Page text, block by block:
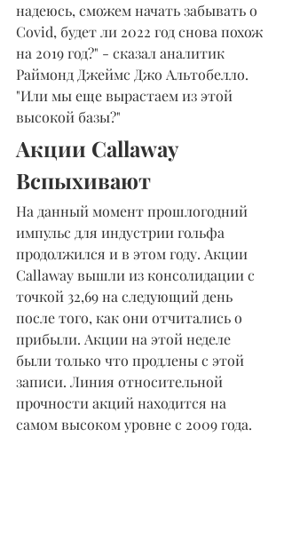
надеюсь, сможем начать забывать о
Covid, будет ли 2022 год снова похож
на 2019 год?" - сказал аналитик
Раймонд Джеймс Джо Альтобелло.
"Или мы еще вырастаем из этой
высокой базы?"
Акции Callaway
Вспыхивают
На данный момент прошлогодний
импульс для индустрии гольфа
продолжился и в этом году. Акции
Callaway вышли из консолидации с
точкой 32,69 на следующий день
после того, как они отчитались о
прибыли. Акции на этой неделе
были только что продлены с этой
записи. Линия относительной
прочности акций находится на
самом высоком уровне с 2009 года.